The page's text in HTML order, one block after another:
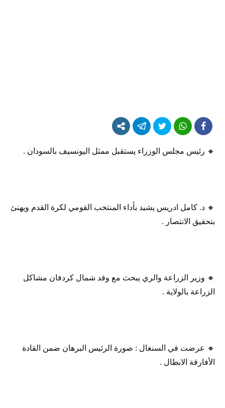
🔸 رئيس مجلس الوزراء يستقبل ممثل اليونسيف بالسودان .
🔸 د. كامل ادريس يشيد بأداء المنتخب القومي لكرة القدم ويهنئ
بتحقيق الانتصار .
🔸 وزير الزراعة والري يبحث مع وفد شمال كردفان مشاكل
الزراعة بالولاية .
🔸 عرضت في السنغال : صورة الرئيس البرهان ضمن القادة
الأفارقة الابطال .